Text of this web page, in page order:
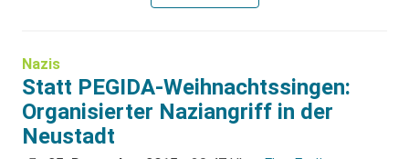
Nazis
Statt PEGIDA-Weihnachtssingen:
Organisierter Naziangriff in der
Neustadt